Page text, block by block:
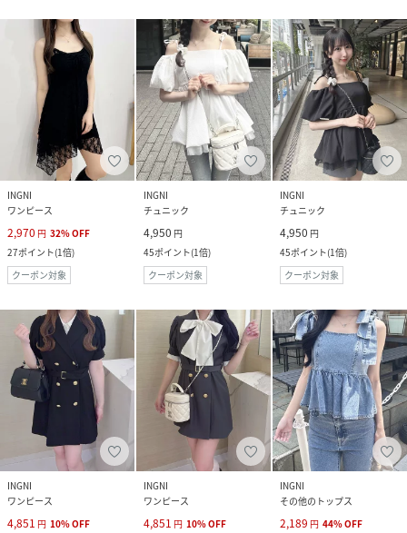
INGNI
ワンピース
2,970 円 32%OFF
27ポイント(1倍)
クーポン対象
INGNI
チュニック
4,950 円
45ポイント(1倍)
クーポン対象
INGNI
チュニック
4,950 円
45ポイント(1倍)
クーポン対象
INGNI
ワンピース
4,851 円 10%OFF
INGNI
ワンピース
4,851 円 10%OFF
INGNI
その他のトップス
2,189 円 44%OFF